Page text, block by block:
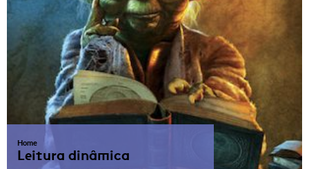
Home
Leitura dinâmica